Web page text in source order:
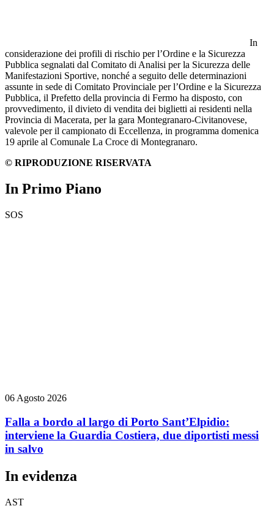
In
considerazione dei profili di rischio per l’Ordine e la Sicurezza
Pubblica segnalati dal Comitato di Analisi per la Sicurezza delle
Manifestazioni Sportive, nonché a seguito delle determinazioni
assunte in sede di Comitato Provinciale per l’Ordine e la Sicurezza
Pubblica, il Prefetto della provincia di Fermo ha disposto, con
provvedimento, il divieto di vendita dei biglietti ai residenti nella
Provincia di Macerata, per la gara Montegranaro-Civitanovese,
valevole per il campionato di Eccellenza, in programma domenica
19 aprile al Comunale La Croce di Montegranaro.
© RIPRODUZIONE RISERVATA
In Primo Piano
SOS
06 Agosto 2026
Falla a bordo al largo di Porto Sant’Elpidio:
interviene la Guardia Costiera, due diportisti messi
in salvo
In evidenza
AST